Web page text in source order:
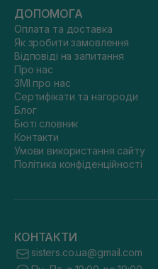
ДОПОМОГА
Оплата та доставка
Як зробити замовлення
Відповіді на запитання
Про нас
ЗМІ про нас
Сертифікати та нагороди
Блог
Бюті словник
Контакти
Умови використання сайту
Політика конфіденційності
КОНТАКТИ
sisters.co.ua@gmail.com